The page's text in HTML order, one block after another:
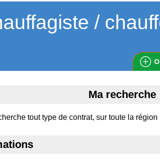
/
Ma recherche
tout type de contrat, sur toute la